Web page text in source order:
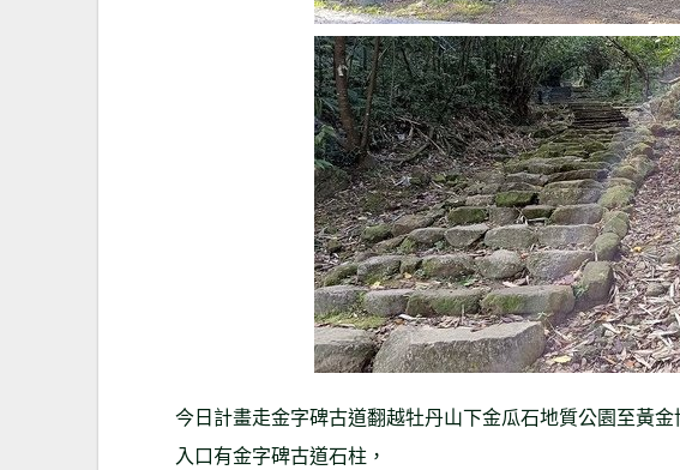
今日計畫走金字碑古道翻越牡丹山下金瓜石地質公園至黃
入口有金字碑古道石柱，